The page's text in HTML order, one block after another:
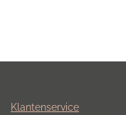
Klantenservice